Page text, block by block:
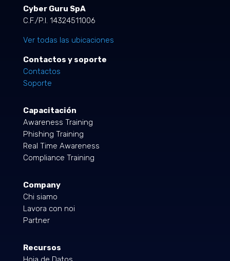
Cyber Guru SpA
C.F./P.I. 14324511006
Ver todas las ubicaciones
Contactos y soporte
Contactos
Soporte
Capacitación
Awareness Training
Phishing Training
Real Time Awareness
Compliance Training
Company
Chi siamo
Lavora con noi
Partner
Recursos